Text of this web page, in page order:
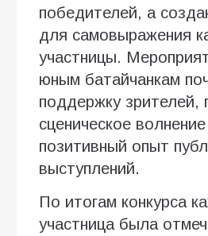
победителей, а
для самовыражения
участницы.
юным батайчанкам
поддержку зрителей,
сценическое
позитивный опыт
выступлений.
По итогам конкурса
участница была